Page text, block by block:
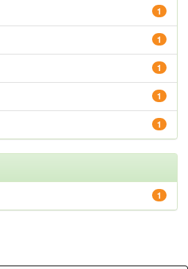
1
1
1
1
1
1